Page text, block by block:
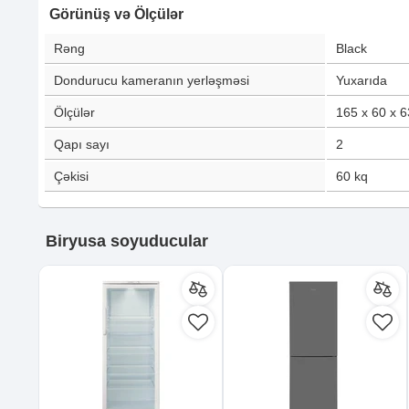
Görünüş və Ölçülər
Rəng Black
Dondurucu kameranın yerləşməsi Yuxarıda
Ölçülər 165 x 60 x
Qapı sayı 2
Çəkisi 60 kq
Biryusa soyuducular